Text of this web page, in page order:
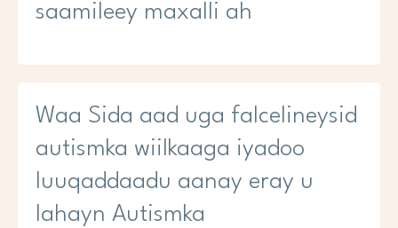
saamileey maxalli ah
Waa Sida aad uga falcelineysid
autismka wiilkaaga iyadoo
luuqaddaadu aanay eray u
lahayn Autismka